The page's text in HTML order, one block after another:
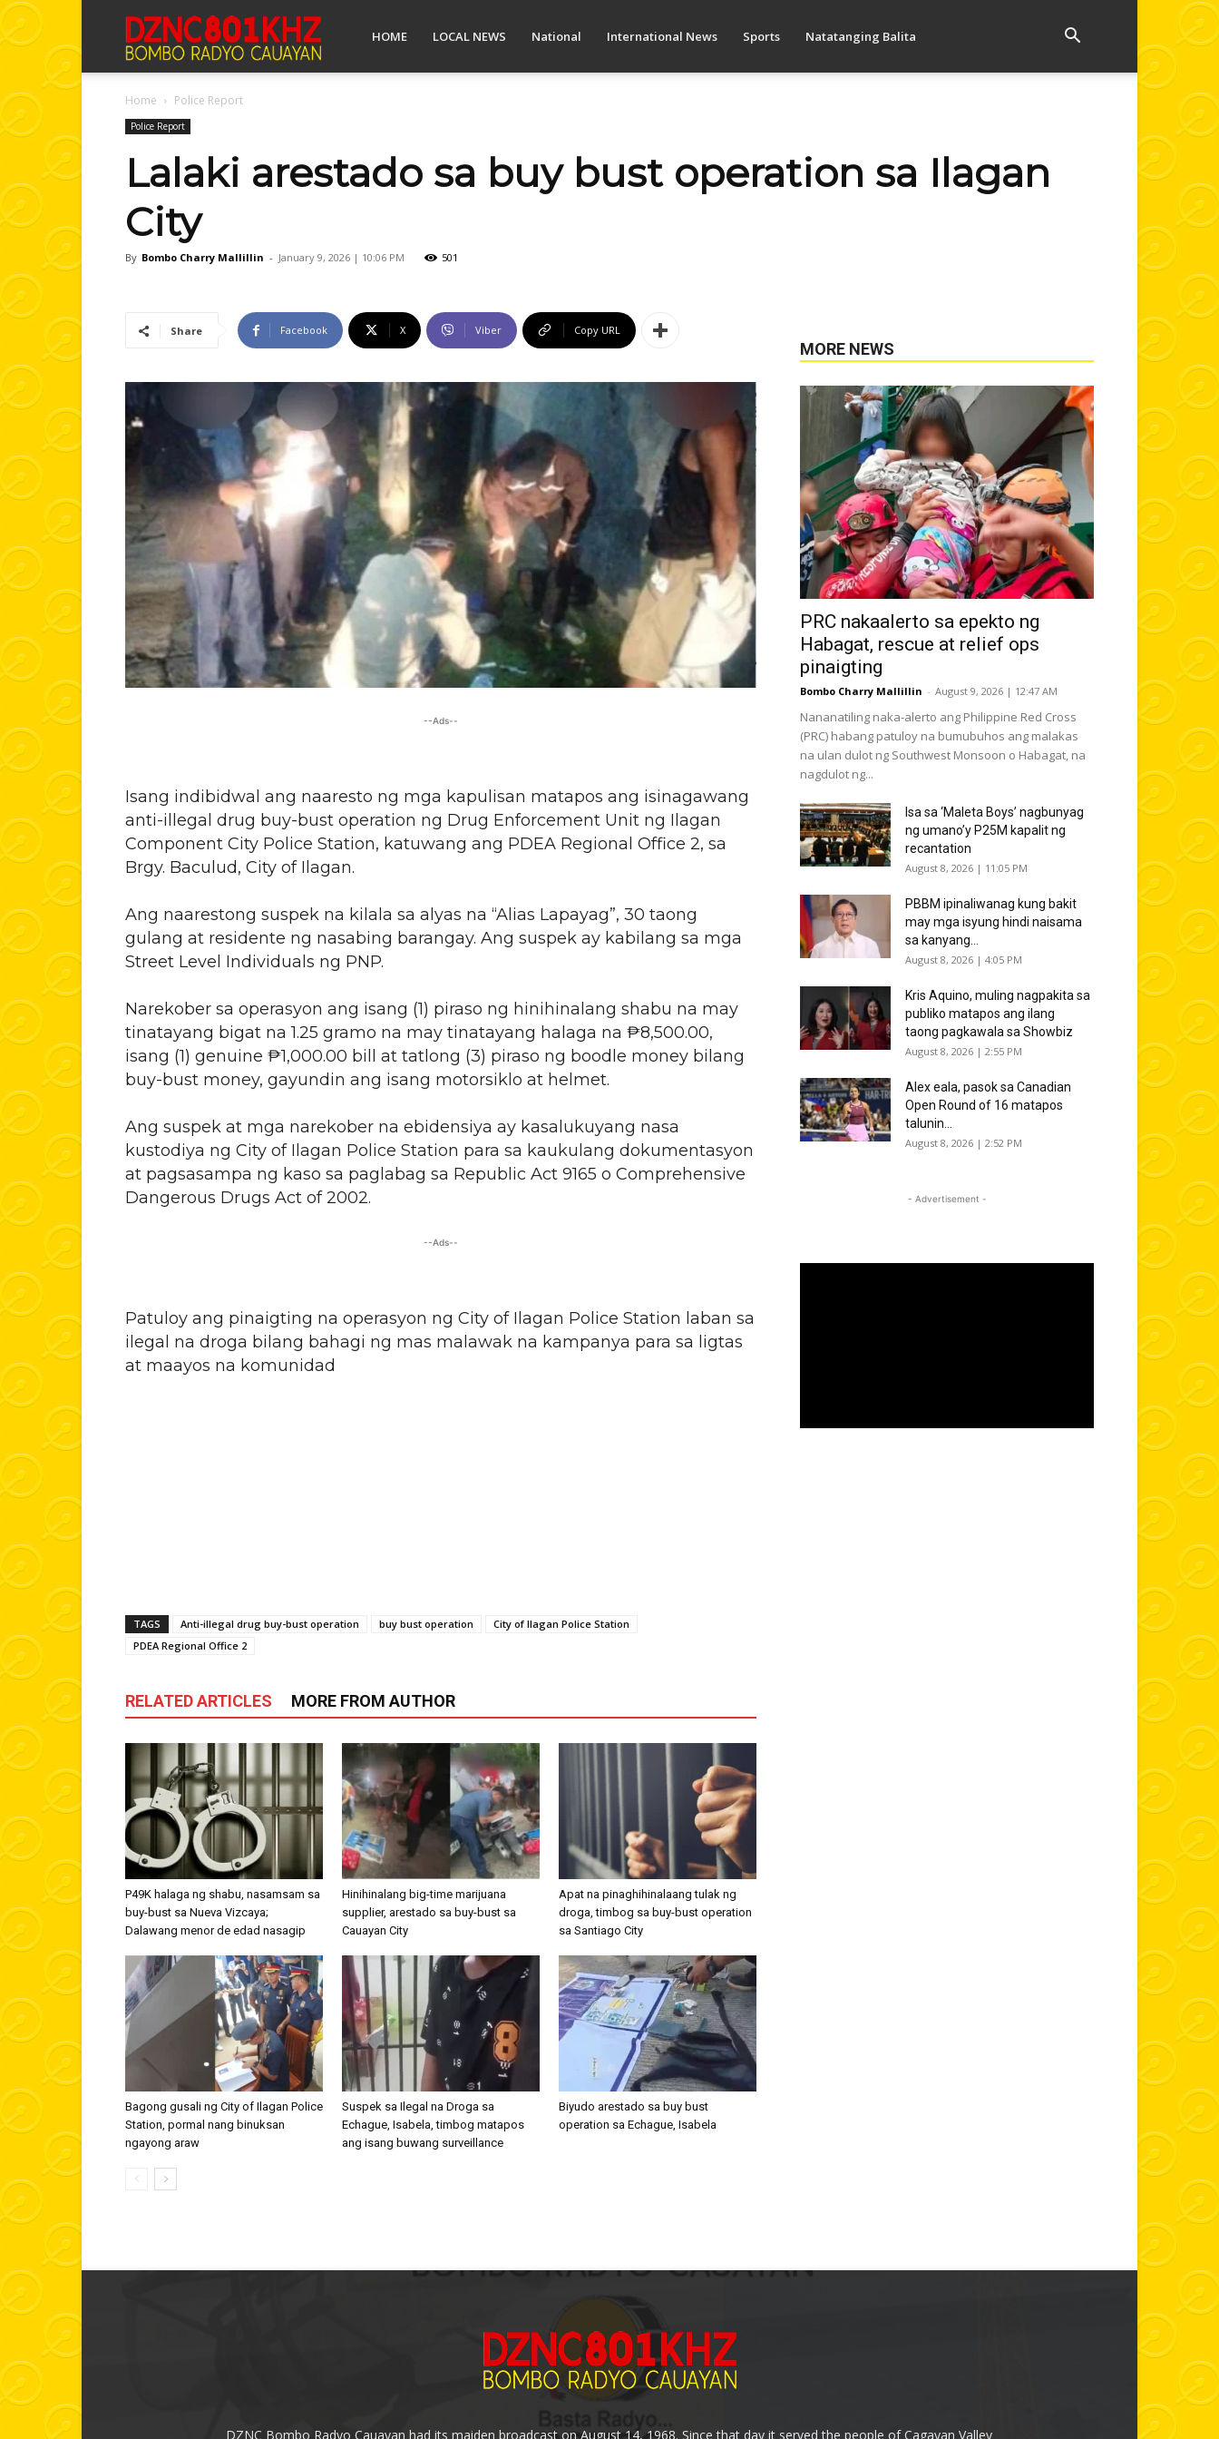
Bombo
Cauayan
HOME LOCAL NEWS National International News Sports Natatanging Balita
Home Police Report
Police Report
Lalaki arestado sa buy bust operation sa Ilagan
City
By Bombo Charry Mallillin - January 9, 2026 | 10:06 PM 501
Share Facebook X Viber Copy URL
--Ads--
Isang indibidwal ang naaresto ng mga kapulisan matapos ang isinagawang
anti-illegal drug buy-bust operation ng Drug Enforcement Unit ng Ilagan
Component City Police Station, katuwang ang PDEA Regional Office 2, sa
Brgy. Baculud, City of Ilagan.
Ang naarestong suspek na kilala sa alyas na “Alias Lapayag”, 30 taong
gulang at residente ng nasabing barangay. Ang suspek ay kabilang sa mga
Street Level Individuals ng PNP.
Narekober sa operasyon ang isang (1) piraso ng hinihinalang shabu na may
tinatayang bigat na 1.25 gramo na may tinatayang halaga na ₱8,500.00,
isang (1) genuine ₱1,000.00 bill at tatlong (3) piraso ng boodle money bilang
buy-bust money, gayundin ang isang motorsiklo at helmet.
Ang suspek at mga narekober na ebidensiya ay kasalukuyang nasa
kustodiya ng City of Ilagan Police Station para sa kaukulang dokumentasyon
at pagsasampa ng kaso sa paglabag sa Republic Act 9165 o Comprehensive
Dangerous Drugs Act of 2002.
--Ads--
Patuloy ang pinaigting na operasyon ng City of Ilagan Police Station laban sa
ilegal na droga bilang bahagi ng mas malawak na kampanya para sa ligtas
at maayos na komunidad
TAGS Anti-illegal drug buy-bust operation buy bust operation
City of Ilagan Police Station
PDEA Regional Office 2
RELATED ARTICLES MORE FROM AUTHOR
P49K halaga ng shabu, nasamsam sa
buy-bust sa Nueva Vizcaya;
Dalawang menor de edad nasagip
Hinihinalang big-time marijuana
supplier, arestado sa buy-bust sa
Cauayan City
Apat na pinaghihinalaang tulak ng
droga, timbog sa buy-bust operation
sa Santiago City
Bagong gusali ng City of Ilagan Police
Station, pormal nang binuksan
ngayong araw
Suspek sa Ilegal na Droga sa
Echague, Isabela, timbog matapos
ang isang buwang surveillance
Biyudo arestado sa buy bust
operation sa Echague, Isabela
MORE NEWS
PRC nakaalerto sa epekto ng
Habagat, rescue at relief ops
pinaigting
Bombo Charry Mallillin - August 9, 2026 | 12:47 AM
Nananatiling naka-alerto ang Philippine Red Cross
(PRC) habang patuloy na bumubuhos ang malakas
na ulan dulot ng Southwest Monsoon o Habagat, na
nagdulot ng...
Isa sa ‘Maleta Boys’ nagbunyag
ng umano’y P25M kapalit ng
recantation
August 8, 2026 | 11:05 PM
PBBM ipinaliwanag kung bakit
may mga isyung hindi naisama
sa kanyang...
August 8, 2026 | 4:05 PM
Kris Aquino, muling nagpakita sa
publiko matapos ang ilang
taong pagkawala sa Showbiz
August 8, 2026 | 2:55 PM
Alex eala, pasok sa Canadian
Open Round of 16 matapos
talunin...
August 8, 2026 | 2:52 PM
- Advertisement -
DZNC Bombo Radyo Cauayan had its maiden broadcast on August 14, 1968. Since that day it served the people of Cagayan Valley